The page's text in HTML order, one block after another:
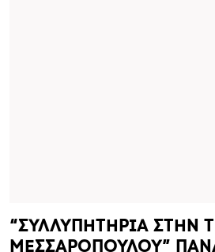
“ΣΥΛΛΥΠΗΤΗΡΙΑ ΣΤΗΝ
ΜΕΣΣΑΡΟΠΟΥΛΟΥ”